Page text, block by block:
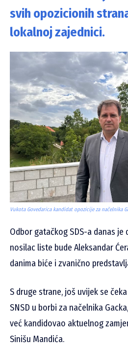
svih opozicionih
lokalnoj zajednici.
Vukota Govedarica kandidat opozicije za načelnika
Odbor gatačkog SDS-a danas je
nosilac liste bude Aleksandar
danima biće i zvanično
S druge strane, još uvijek se
SNSD u borbi za načelnika
već kandidovao aktuelnog
Sinišu Mandića.